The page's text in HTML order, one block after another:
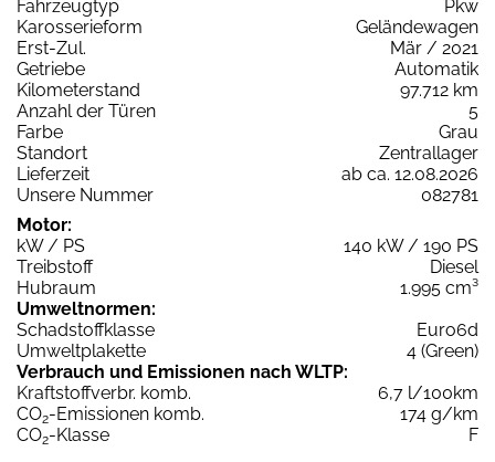
Fahrzeugtyp
Pkw
Karosserieform
Geländewagen
Erst-Zul.
Mär / 2021
Getriebe
Automatik
Kilometerstand
97.712 km
Anzahl der Türen
5
Farbe
Grau
Standort
Zentrallager
Lieferzeit
ab ca. 12.08.2026
Unsere Nummer
082781
Motor:
kW / PS
140 kW / 190 PS
Treibstoff
Diesel
Hubraum
1.995 cm³
Umweltnormen:
Schadstoffklasse
Euro6d
Umweltplakette
4 (Green)
Verbrauch und Emissionen nach WLTP:
Kraftstoffverbr. komb.
6,7 l/100km
CO2-Emissionen komb.
174 g/km
CO2-Klasse
F